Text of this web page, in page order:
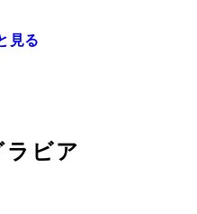
見る
ラビア